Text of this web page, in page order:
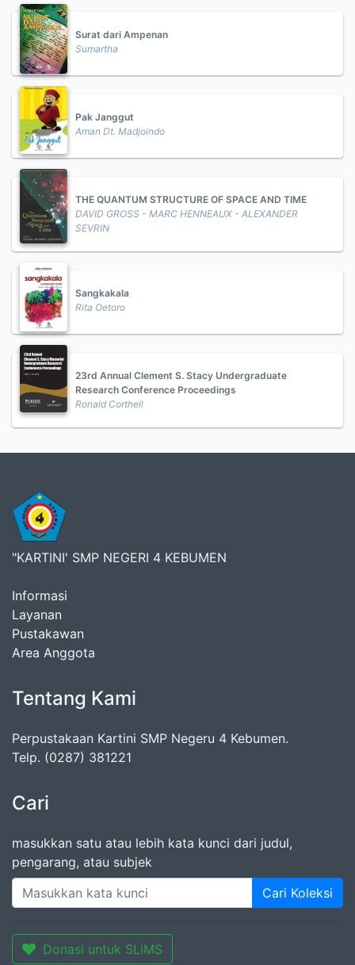
Surat dari Ampenan
Sumartha
Pak Janggut
Aman Dt. Madjoindo
THE QUANTUM STRUCTURE OF SPACE AND TIME
DAVID GROSS - MARC HENNEAUX - ALEXANDER
SEVRIN
Sangkakala
Rita Oetoro
23rd Annual Clement S. Stacy Undergraduate
Research Conference Proceedings
Ronald Corthell
"KARTINI' SMP NEGERI 4 KEBUMEN
Informasi
Layanan
Pustakawan
Area Anggota
Tentang Kami
Perpustakaan Kartini SMP Negeru 4 Kebumen.
Telp. (0287) 381221
Cari
masukkan satu atau lebih kata kunci dari judul,
pengarang, atau subjek
Cari Koleksi
Donasi untuk SLiMS